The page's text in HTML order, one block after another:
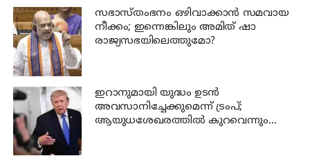
സഭാസ്തംഭനം ഒഴിവാക്കാൻ സമവായ
നീക്കം; ഇന്നെങ്കിലും അമിത് ഷാ
രാജ്യസഭയിലെത്തുമോ?
ഇറാനുമായി യുദ്ധം ഉടൻ
അവസാനിച്ചേക്കുമെന്ന് ട്രംപ്;
ആയുധശേഖരത്തിൽ കുറവെന്നും